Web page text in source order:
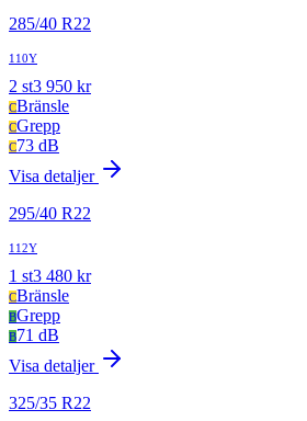
285/40 R22
110Y
2 st3 950 kr
CBränsle
CGrepp
C73 dB
Visa detaljer
295/40 R22
112Y
1 st3 480 kr
CBränsle
BGrepp
B71 dB
Visa detaljer
325/35 R22